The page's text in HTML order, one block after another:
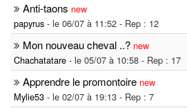
Anti-taons new
papyrus - le 06/07 à 11:52 - Rep : 12
Mon nouveau cheval ..? new
Chachatatare - le 05/07 à 10:58 - Rep : 17
Apprendre le promontoire new
Mylie53 - le 02/07 à 19:13 - Rep : 7